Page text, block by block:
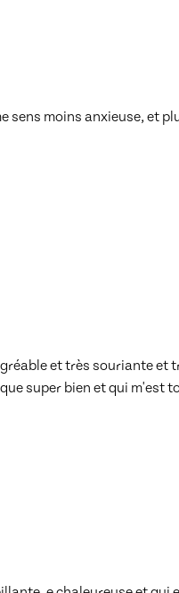
sens moins anxieuse, et
et très souriante et
super bien et qui m'est